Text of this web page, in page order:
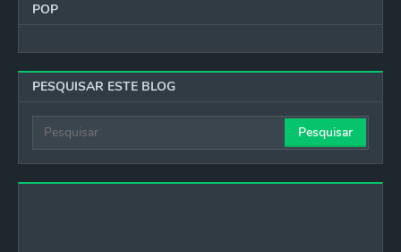
POP
PESQUISAR ESTE BLOG